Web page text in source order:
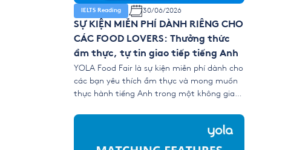
IELTS Reading 30/06/2026
SỰ KIỆN MIỄN PHÍ DÀNH RIÊNG CHO
CÁC FOOD LOVERS: Thưởng thức
ẩm thực, tự tin giao tiếp tiếng Anh
YOLA Food Fair là sự kiện miễn phí dành cho
các bạn yêu thích ẩm thực và mong muốn
thực hành tiếng Anh trong một không gian
tác. Tại sự kiện, học viên có thể mang món
ăn yêu thích đến YOLA, cùng bạn bè thưởng